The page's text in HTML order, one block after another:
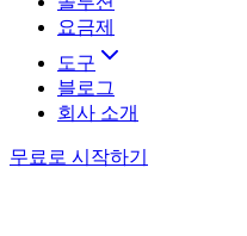
요금제
도구
블로그
회사 소개
무료로 시작하기